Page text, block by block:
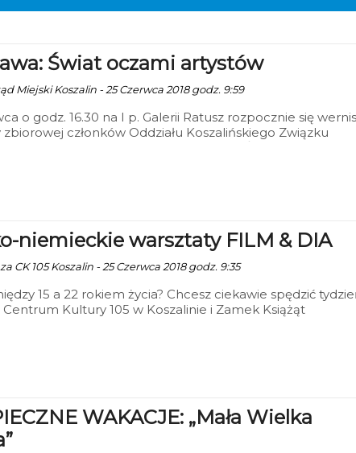
Świat oczami artystów
Miejski Koszalin - 25 Czerwca 2018 godz. 9:59
o godz. 16.30 na I p. Galerii Ratusz rozpocznie się
członków Oddziału Koszalińskiego Związku
niemieckie warsztaty FILM & DIA
CK 105 Koszalin - 25 Czerwca 2018 godz. 9:35
15 a 22 rokiem życia? Chcesz ciekawie spędzić
Centrum Kultury 105 w Koszalinie i Zamek Książąt
WAKACJE: „Mała Wielka